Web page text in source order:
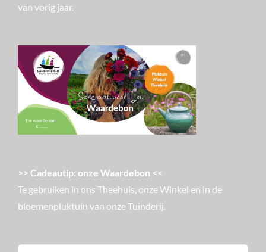
van vorig jaar.
>> Cadeautip: onze Waardebon <<
Te gebruiken in ons Theehuis, onze Winkel en in de
bloemenpluktuin van onze Tuinderij.